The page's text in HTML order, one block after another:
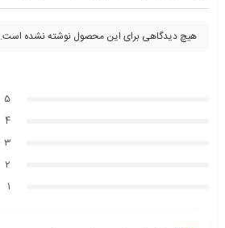
هیچ دیدگاهی برای این محصول نوشته نشده است.
5
4
3
2
1